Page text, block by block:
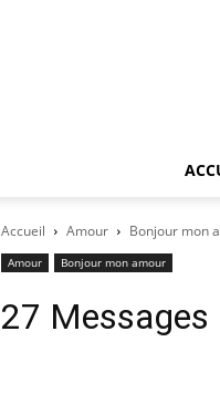
Accueil Amour Bonjour mon
Amour Bonjour mon amour
27 Messages